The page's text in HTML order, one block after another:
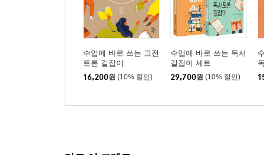
수업에 바로 쓰는 고전
토론 길잡이
16,200원 (10% 할인)
수업에 바로 쓰는 독서
길잡이 세트
29,700원 (10% 할인)